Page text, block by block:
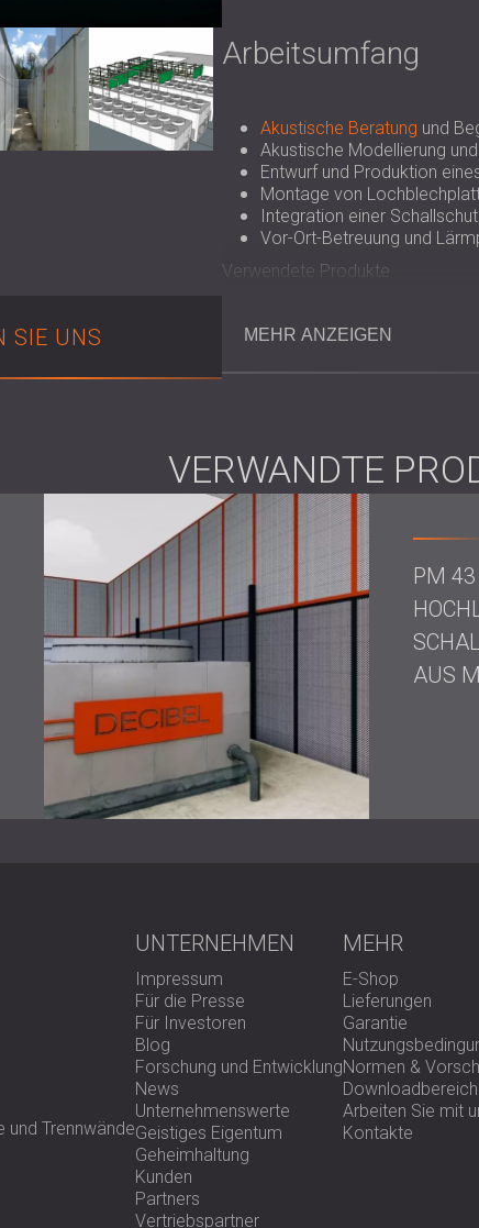
SIE UNS
Arbeitsumfang
Akustische Beratung und
Akustische Modellierung
Entwurf und Produktion
Montage von
Integration einer
Vor-Ort-Betreuung und
Verwendete Produkte
Perforierte PZP-Platten
Schalldichte Tür
Die Ingenieure von DECIBEL
Metallbarrieren umschloss und
Effizienz ausgelegt waren.
Durch die Verwendung
breites Frequenzspektrum
Zugangstür in die Barriere
Ergebnis
Die Installation wurde in weniger
endgültigen
übertraf und die akustische
die laufende Zusammenarbeit
Nehmen Sie Kontaktmit
Standards der Hotellerie
einzugehen.
MEHR ANZEIGEN
VERWANDTE
PM
AUS
und Trennwände
UNTERNEHMEN
Impressum
Für die Presse
Für Investoren
Blog
Forschung und Entwicklung
News
Unternehmenswerte
Geistiges Eigentum
Geheimhaltung
Kunden
Partners
Vertriebspartner
MEHR
E-Shop
Lieferungen
Garantie
Normen &
Downloadbereich
Arbeiten Sie mit
Kontakte